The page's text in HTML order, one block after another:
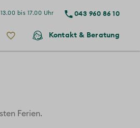
043 960 86 10
bis 17.00 Uhr
Kontakt & Beratung
Ferien.